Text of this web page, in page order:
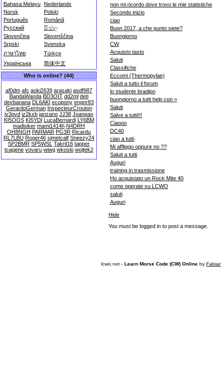
Bahasa Melayu Nederlands
Norsk
Polski
Português
Română
Русский
සිංහල
Slovenčina
Slovenščina
Srpski
Svenska
ภาษาไทย
Türkçe
Українська
简体中文
Who is online? (44)
af0dm afc aoki2639 arasaki asdf987
BandaWanda BD3OIT dd2ml deti
devbanana DL6AKI ecopony engnr83
GerardoGerman InspecteurCrouton
iv3pvd iz2kxb janzano JJ38 Joanpao
KI5OOS KI5YDI LucaBernardi LY6BM
madtoker mami1414h N4DRH
OH8NGH PARMAR PG3R Ricardu
RL7LBU Roger46 sjmetcalf Sneezy24
SP2BMR SP5WSL Takrit16 tapper
tcagene vovaru wiwg wkoslo wojtek2
non mi ricordo dove trovo le mie statistiche
Secondo inizio
ciao
Buon 2017, a che punto siete?
Buongiorno
CW
Acquisto tasto
Saluti
Classifiche
Eccomi (Thermopylae)
Saluti a tutto il forum
lo studente bradipo
buongiorno a tutti help con =
Saluti
Salve a tutti!!!
Ciaooo
DC40
ciao a tutti
Mi affliggo oppure no ??
Saluti a tutti
Auguri
training in trasmissione
Ho acquistato un Rock Mite 40
come operate su LCWO
saluti
Auguri
Hide
You must be logged in to post a message.
lcwo.net - Learn Morse Code (CW) Online by